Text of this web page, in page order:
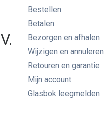
Bestellen
Betalen
Bezorgen en afhalen
Wijzigen en annuleren
Retouren en garantie
Mijn account
Glasbok leegmelden